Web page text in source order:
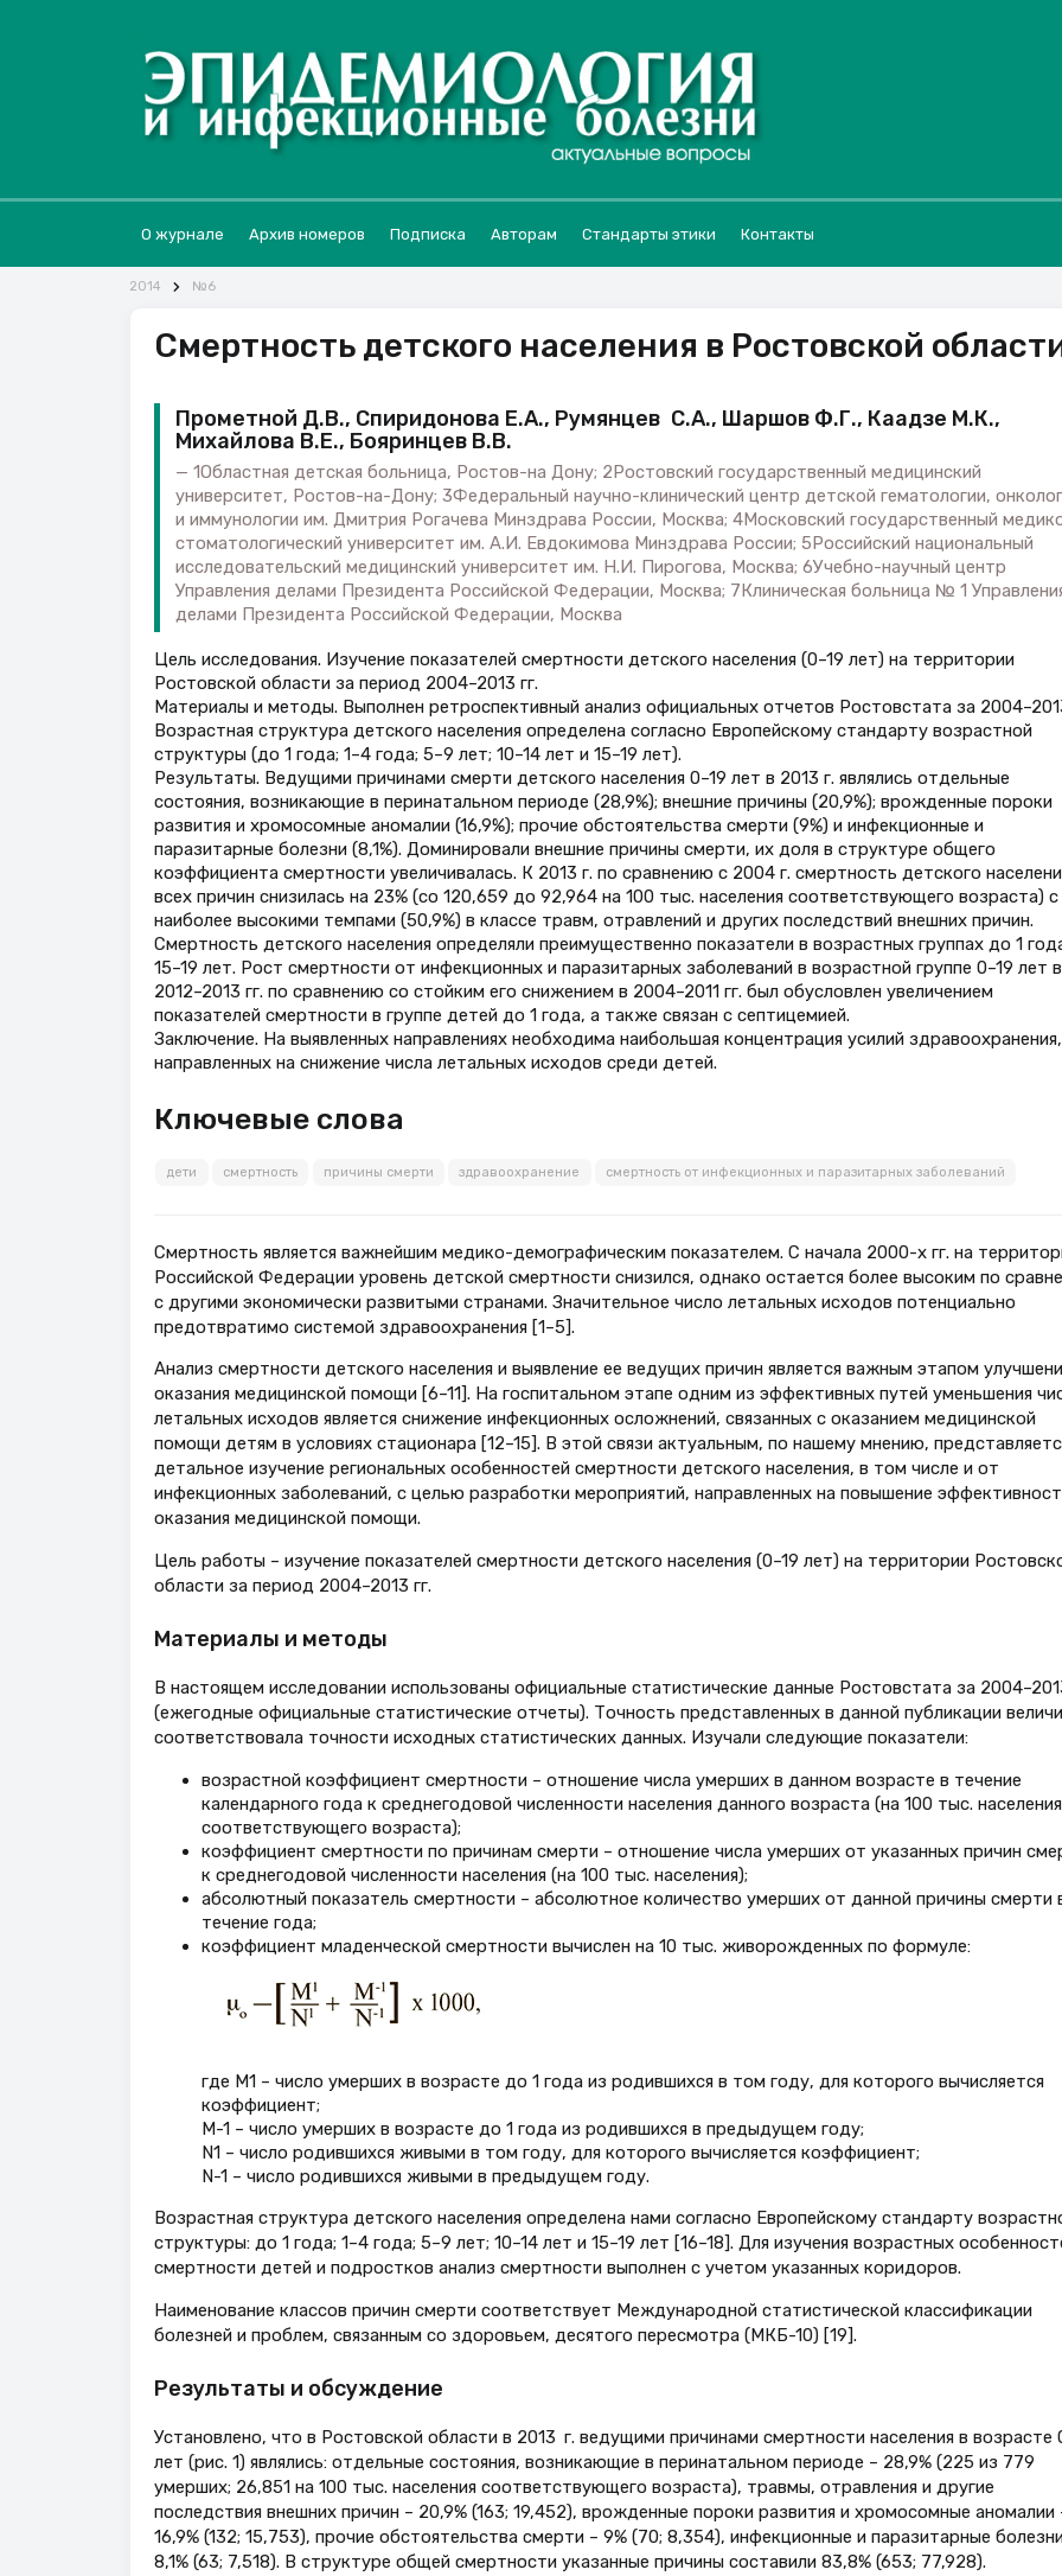
О журнале Архив номеров Подписка Авторам Стандарты этики Контакты
2014 №6
Смертность детского населения в Ростовской
Прометной Д.В., Спиридонова Е.А., Румянцев С.А., Шаршов Ф.Г., Каадзе М.К.,
Михайлова В.Е., Бояринцев В.В.
1Областная детская больница, Ростов-на Дону; 2Ростовский государственный медицинский
университет, Ростов-на-Дону; 3Федеральный научно-клинический центр детской гематологии,
и иммунологии им. Дмитрия Рогачева Минздрава России, Москва; 4Московский государственный
стоматологический университет им. А.И. Евдокимова Минздрава России; 5Российский национальный
исследовательский медицинский университет им. Н.И. Пирогова, Москва; 6Учебно-научный центр
Управления делами Президента Российской Федерации, Москва; 7Клиническая больница № 1
делами Президента Российской Федерации, Москва
Цель исследования. Изучение показателей смертности детского населения (0–19 лет) на территории
Ростовской области за период 2004–2013 гг.
Материалы и методы. Выполнен ретроспективный анализ официальных отчетов Ростовстата за
Возрастная структура детского населения определена согласно Европейскому стандарту возрастной
структуры (до 1 года; 1–4 года; 5–9 лет; 10–14 лет и 15–19 лет).
Результаты. Ведущими причинами смерти детского населения 0–19 лет в 2013 г. являлись отдельные
состояния, возникающие в перинатальном периоде (28,9%); внешние причины (20,9%); врожденные пороки
развития и хромосомные аномалии (16,9%); прочие обстоятельства смерти (9%) и инфекционные и
паразитарные болезни (8,1%). Доминировали внешние причины смерти, их доля в структуре общего
коэффициента смертности увеличивалась. К 2013 г. по сравнению с 2004 г. смертность детского
всех причин снизилась на 23% (со 120,659 до 92,964 на 100 тыс. населения соответствующего возраста) с
наиболее высокими темпами (50,9%) в классе травм, отравлений и других последствий внешних причин.
Смертность детского населения определяли преимущественно показатели в возрастных группах до 1
15–19 лет. Рост смертности от инфекционных и паразитарных заболеваний в возрастной группе 0–19 лет в
2012–2013 гг. по сравнению со стойким его снижением в 2004–2011 гг. был обусловлен увеличением
показателей смертности в группе детей до 1 года, а также связан с септицемией.
Заключение. На выявленных направлениях необходима наибольшая концентрация усилий здравоохранения,
направленных на снижение числа летальных исходов среди детей.
Ключевые слова
дети смертность причины смерти здравоохранение смертность от инфекционных и паразитарных заболеваний
Смертность является важнейшим медико-демографическим показателем. С начала 2000-х гг. на
Российской Федерации уровень детской смертности снизился, однако остается более высоким по
с другими экономически развитыми странами. Значительное число летальных исходов потенциально
предотвратимо системой здравоохранения [1–5].
Анализ смертности детского населения и выявление ее ведущих причин является важным этапом
оказания медицинской помощи [6–11]. На госпитальном этапе одним из эффективных путей уменьшения
летальных исходов является снижение инфекционных осложнений, связанных с оказанием медицинской
помощи детям в условиях стационара [12–15]. В этой связи актуальным, по нашему мнению,
детальное изучение региональных особенностей смертности детского населения, в том числе и от
инфекционных заболеваний, с целью разработки мероприятий, направленных на повышение
оказания медицинской помощи.
Цель работы – изучение показателей смертности детского населения (0–19 лет) на территории
области за период 2004–2013 гг.
Материалы и методы
В настоящем исследовании использованы официальные статистические данные Ростовстата за
(ежегодные официальные статистические отчеты). Точность представленных в данной публикации
соответствовала точности исходных статистических данных. Изучали следующие показатели:
возрастной коэффициент смертности – отношение числа умерших в данном возрасте в течение
календарного года к среднегодовой численности населения данного возраста (на 100 тыс. населения
соответствующего возраста);
коэффициент смертности по причинам смерти – отношение числа умерших от указанных причин
к среднегодовой численности населения (на 100 тыс. населения);
абсолютный показатель смертности – абсолютное количество умерших от данной причины смерти
течение года;
коэффициент младенческой смертности вычислен на 10 тыс. живорожденных по формуле:
где М1 – число умерших в возрасте до 1 года из родившихся в том году, для которого вычисляется
коэффициент;
М-1 – число умерших в возрасте до 1 года из родившихся в предыдущем году;
N1 – число родившихся живыми в том году, для которого вычисляется коэффициент;
N-1 – число родившихся живыми в предыдущем году.
Возрастная структура детского населения определена нами согласно Европейскому стандарту
структуры: до 1 года; 1–4 года; 5–9 лет; 10–14 лет и 15–19 лет [16–18]. Для изучения возраст­ных
смертности детей и подростков анализ смертности выполнен с учетом указанных коридоров.
Наименование классов причин смерти соответст­вует Международной статистической классификации
болезней и проблем, связанным со здоровьем, десятого пересмотра (МКБ-10) [19].
Результаты и обсуждение
Установлено, что в Ростовской области в 2013 г. ведущими причинами смертности населения в возрасте
лет (рис. 1) являлись: отдельные состояния, возникающие в перинатальном периоде – 28,9% (225 из 779
умерших; 26,851 на 100 тыс. населения соответствующего возраста), травмы, отравления и другие
последствия внешних причин – 20,9% (163; 19,452), врожденные пороки развития и хромосомные аномалии
16,9% (132; 15,753), прочие обстоятельства смерти – 9% (70; 8,354), инфекционные и паразитарные
8,1% (63; 7,518). В структуре общей смертности указанные причины составили 83,8% (653; 77,928).